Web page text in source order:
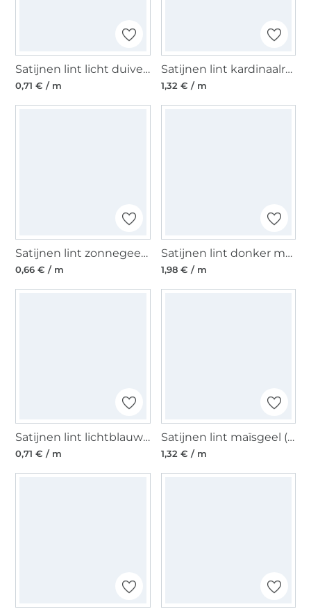
Satijnen lint licht duivenblauw (10 mm)
0,71 € / m
Satijnen lint kardinaalrood (25 mm)
1,32 € / m
Satijnen lint zonnegeel (6 mm)
0,66 € / m
Satijnen lint donker marineblauw (40 mm)
1,98 € / m
Satijnen lint lichtblauw (10 mm)
0,71 € / m
Satijnen lint maïsgeel (25 mm)
1,32 € / m